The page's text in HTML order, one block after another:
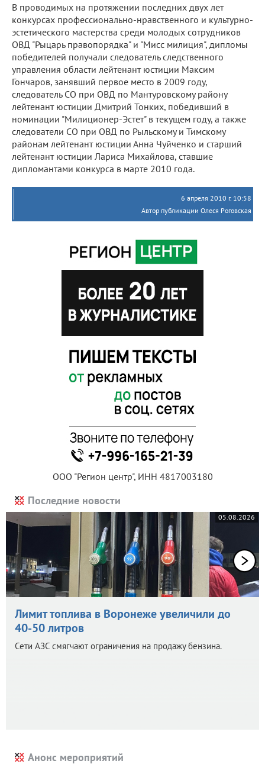
В проводимых на протяжении последних двух лет
конкурсах профессионально-нравственного и культурно-
эстетического мастерства среди молодых сотрудников
ОВД "Рыцарь правопорядка" и "Мисс милиция", дипломы
победителей получали следователь следственного
управления области лейтенант юстиции Максим
Гончаров, занявший первое место в 2009 году,
следователь СО при ОВД по Мантуровскому району
лейтенант юстиции Дмитрий Тонких, победивший в
номинации "Милиционер-Эстет" в текущем году, а также
следователи СО при ОВД по Рыльскому и Тимскому
районам лейтенант юстиции Анна Чуйченко и старший
лейтенант юстиции Лариса Михайлова, ставшие
дипломантами конкурса в марте 2010 года.
6 апреля 2010 г. 10:58
Автор публикации Олеся Роговская
ООО "Регион центр", ИНН 4817003180
Последние новости
05.08.2026
Лимит топлива в Воронеже увеличили до
40-50 литров
Сети АЗС смягчают ограничения на продажу бензина.
Анонс мероприятий